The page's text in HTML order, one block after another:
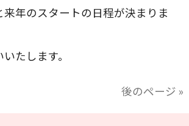
年のスタートの日程が決まりま
たします。
後のページ »